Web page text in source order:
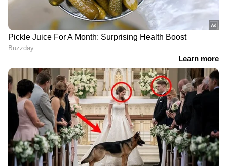
അനാഥരും നിർധനരുമായ
കുഞ്ഞുങ്ങൾക്ക് കൈത്താങ്ങായി
‘സ്നേഹപൂർവ്വം’ പദ്ധതി; അപേക്ഷ
അവസാന തീയതി ഡിസംബർ 12
സംസ്കൃത സർവ്വകലാശാലയിൽ പിഎച്ച്.